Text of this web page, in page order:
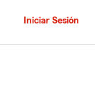
Iniciar Sesión